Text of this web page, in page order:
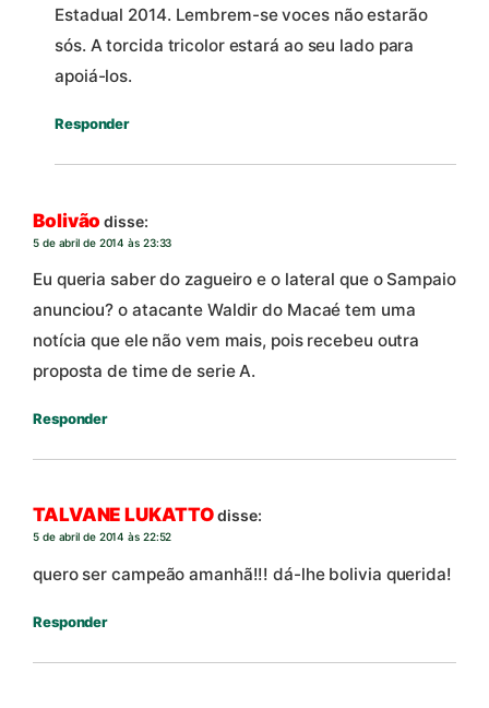
Estadual 2014. Lembrem-se voces não estarão
sós. A torcida tricolor estará ao seu lado para
apoiá-los.
Responder
Bolivão disse:
5 de abril de 2014 às 23:33
Eu queria saber do zagueiro e o lateral que o Sampaio
anunciou? o atacante Waldir do Macaé tem uma
notícia que ele não vem mais, pois recebeu outra
proposta de time de serie A.
Responder
TALVANE LUKATTO disse:
5 de abril de 2014 às 22:52
quero ser campeão amanhã!!! dá-lhe bolivia querida!
Responder